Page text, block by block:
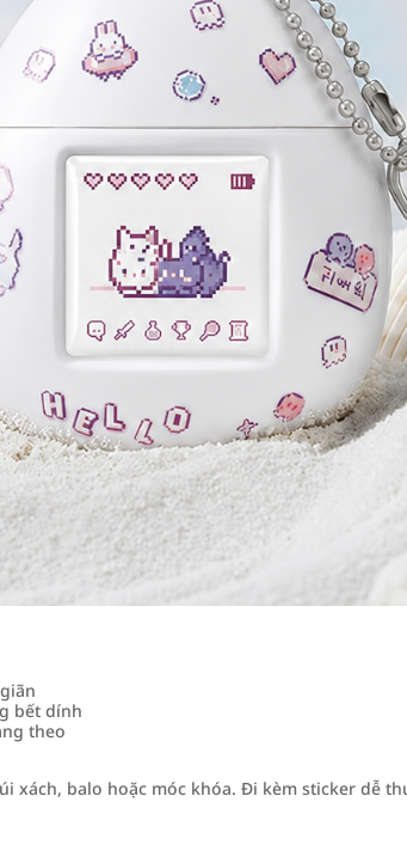
bết dính
theo
xách, balo hoặc móc khóa. Đi kèm sticker dễ